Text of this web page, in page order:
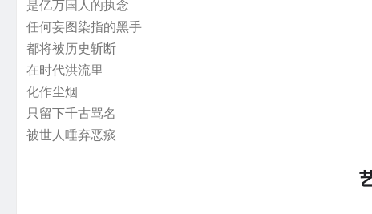
是亿万国人的执念
任何妄图染指的黑手
都将被历史斩断
在时代洪流里
化作尘烟
只留下千古骂名
被世人唾弃恶痰